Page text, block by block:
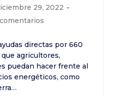
29, 2022
directas por 660
agricultores,
puedan hacer frente al
energéticos, como